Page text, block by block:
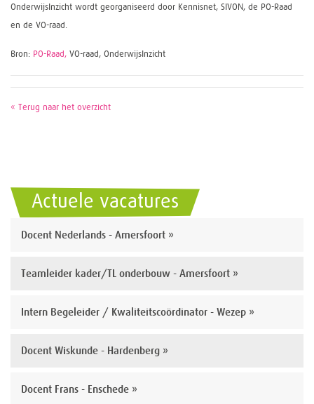
OnderwijsInzicht wordt georganiseerd door Kennisnet, SIVON, de PO-Raad
en de VO-raad.
Bron: PO-Raad, VO-raad, OnderwijsInzicht
« Terug naar het overzicht
Actuele vacatures
Docent Nederlands - Amersfoort »
Teamleider kader/TL onderbouw - Amersfoort »
Intern Begeleider / Kwaliteitscoördinator - Wezep »
Docent Wiskunde - Hardenberg »
Docent Frans - Enschede »